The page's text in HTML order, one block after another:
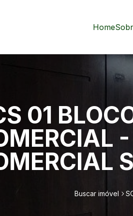
Home
01
Buscar imóvel